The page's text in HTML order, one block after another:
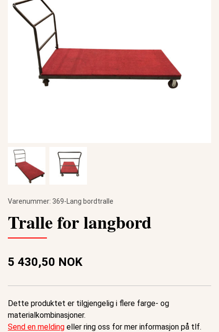
Varenummer: 369-Lang bordtralle
Tralle for langbord
5 430,50 NOK
Dette produktet er tilgjengelig i flere farge- og
materialkombinasjoner.
Send en melding eller ring oss for mer informasjon på tlf.